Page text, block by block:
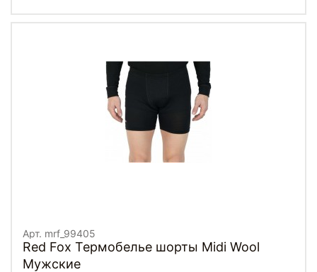
Арт. mrf_99405
Red Fox Термобелье шорты Midi Wool
Мужские